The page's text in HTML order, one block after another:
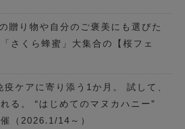
り物や自分のご褒美にも選びた
さくら蜂蜜」大集合の【桜フェ
ケアに寄り添う1か月。 試して、
る。 “はじめてのマヌカハニー”
（2026.1/14～）